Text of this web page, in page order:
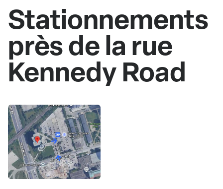
Stationnements
près de la rue
Kennedy Road